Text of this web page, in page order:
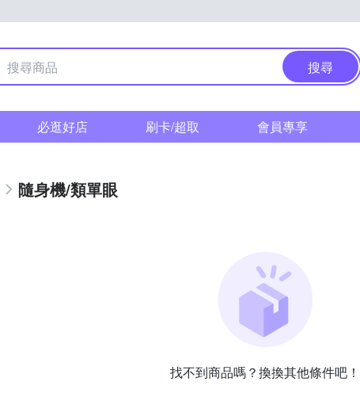
搜尋
必逛好店 刷卡/超取 會員專享
隨身機/類單眼
找不到商品嗎？換換其他條件吧！